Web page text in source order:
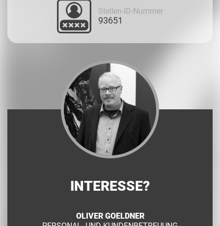
Stellen-ID-Nummer
93651
INTERESSE?
OLIVER GOELDNER